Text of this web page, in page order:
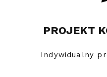
PROJEKT
Indywidualny